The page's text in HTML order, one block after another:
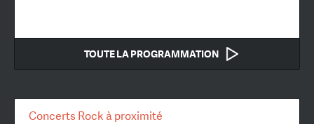
TOUTE LA PROGRAMMATION
Concerts Rock à proximité